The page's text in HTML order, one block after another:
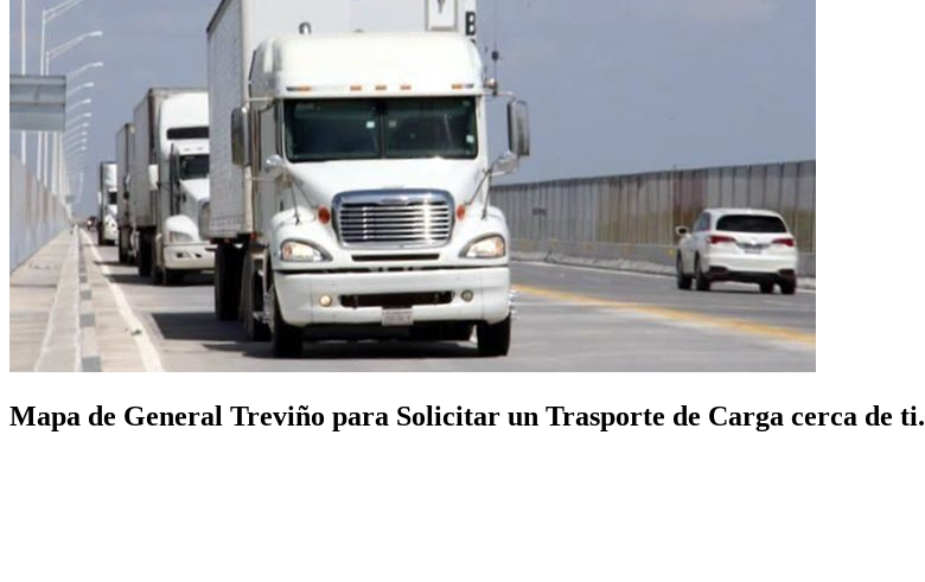
Mapa de General Treviño para Solicitar un Trasporte de Carga cerca de ti.